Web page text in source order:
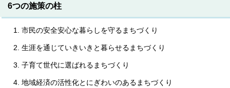
6つの施策の柱
市民の安全安心な暮らしを守るまちづくり
生涯を通じていきいきと暮らせるまちづくり
子育て世代に選ばれるまちづくり
地域経済の活性化とにぎわいのあるまちづくり